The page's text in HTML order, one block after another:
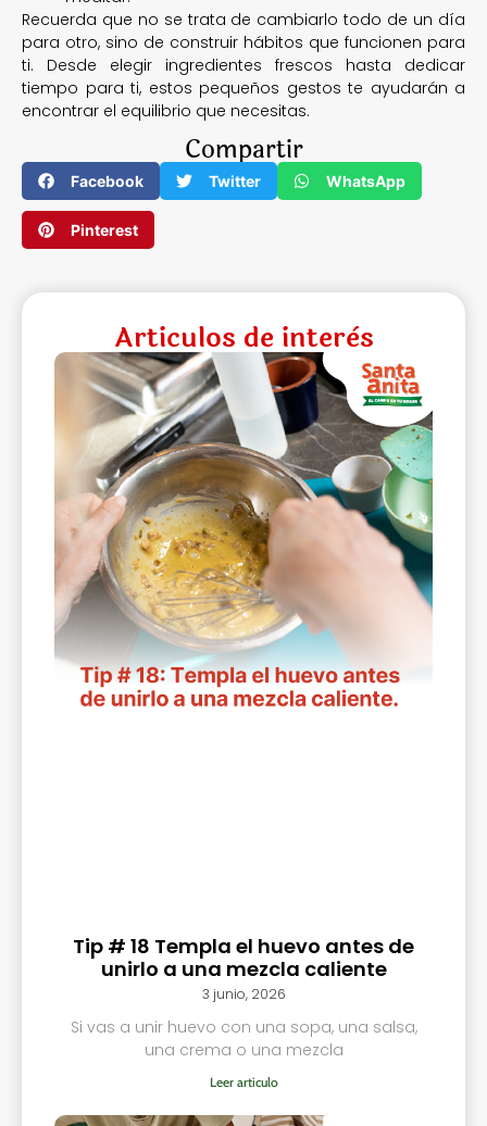
Recuerda que no se trata de cambiarlo todo de un día
para otro, sino de construir hábitos que funcionen para
ti. Desde elegir ingredientes frescos hasta dedicar
tiempo para ti, estos pequeños gestos te ayudarán a
encontrar el equilibrio que necesitas.
Compartir
Facebook Twitter WhatsApp
Pinterest
Articulos de interès
Tip # 18 Templa el huevo antes de
unirlo a una mezcla caliente
3 junio, 2026
Si vas a unir huevo con una sopa, una salsa,
una crema o una mezcla
Leer articulo